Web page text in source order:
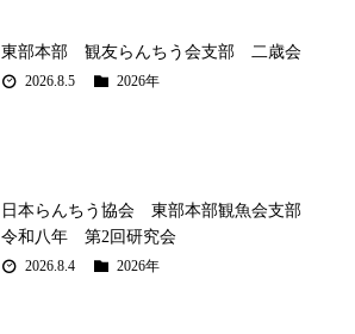
東部本部 観友らんちう会支部 二歳会
2026.8.5 2026年
日本らんちう協会 東部本部観魚会支部
令和八年 第2回研究会
2026.8.4 2026年